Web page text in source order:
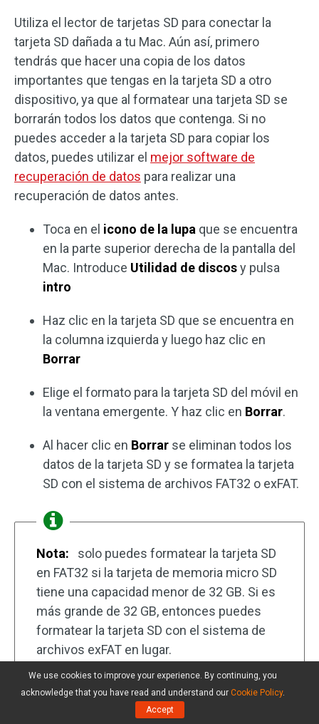
Utiliza el lector de tarjetas SD para conectar la
tarjeta SD dañada a tu Mac. Aún así, primero
tendrás que hacer una copia de los datos
importantes que tengas en la tarjeta SD a otro
dispositivo, ya que al formatear una tarjeta SD se
borrarán todos los datos que contenga. Si no
puedes acceder a la tarjeta SD para copiar los
datos, puedes utilizar el mejor software de
recuperación de datos para realizar una
recuperación de datos antes.
Toca en el icono de la lupa que se encuentra
en la parte superior derecha de la pantalla del
Mac. Introduce Utilidad de discosy pulsa
intro
Haz clic en la tarjeta SD que se encuentra en
la columna izquierda y luego haz clic en
Borrar
Elige el formato para la tarjeta SD del móvil en
la ventana emergente. Y haz clic en Borrar.
Al hacer clic en Borrar se eliminan todos los
datos de la tarjeta SD y se formatea la tarjeta
SD con el sistema de archivos FAT32 o exFAT.
Nota:
solo puedes formatear la tarjeta SD
en FAT32 si la tarjeta de memoria micro SD
tiene una capacidad menor de 32 GB. Si es
más grande de 32 GB, entonces puedes
formatear la tarjeta SD con el sistema de
archivos exFAT en lugar.
We use cookies to improve your experience. By continuing, you
acknowledge that you have read and understand our Cookie Policy.
Accept